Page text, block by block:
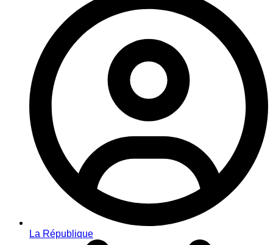
La République